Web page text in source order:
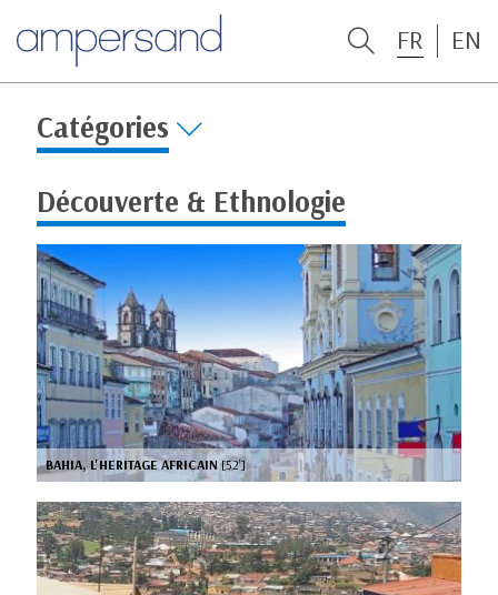
FR EN
Catégories
Découverte & Ethnologie
BAHIA, L'HERITAGE AFRICAIN[52’]